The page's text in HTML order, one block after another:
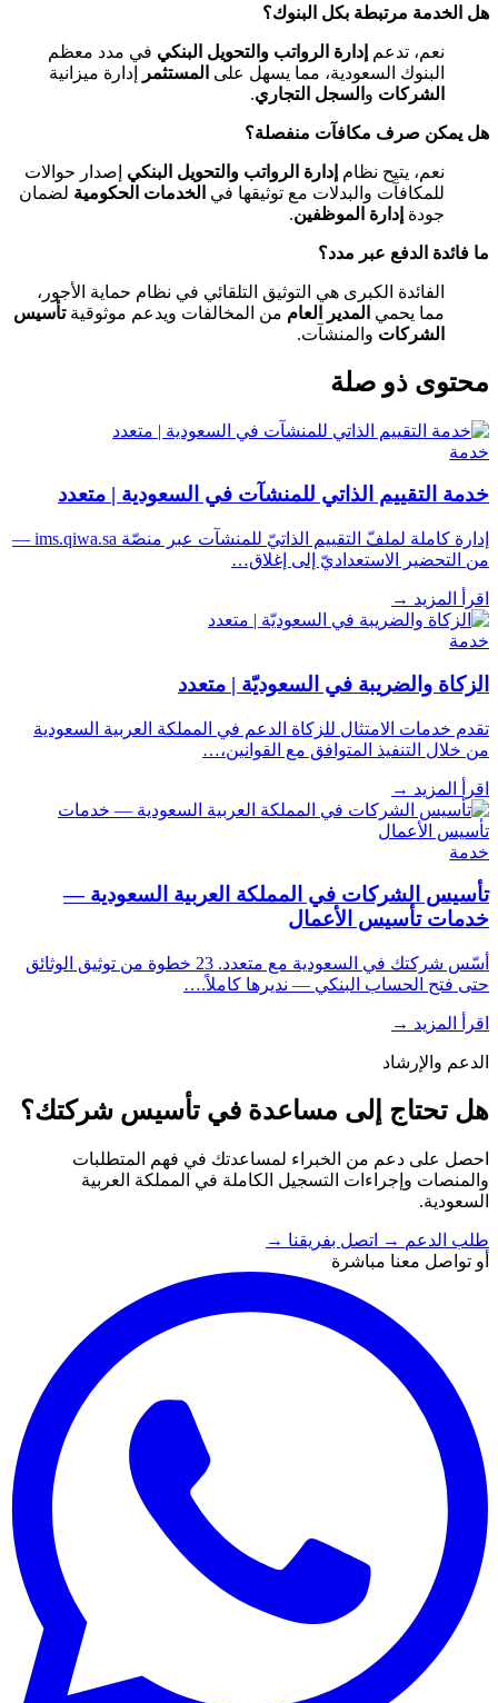
هل الخدمة مرتبطة بكل البنوك؟
نعم، تدعم إدارة الرواتب والتحويل البنكي في مدد معظم
البنوك السعودية، مما يسهل على المستثمر
إدارة ميزانية
الشركات و السجل التجاري.
هل يمكن صرف مكافآت منفصلة؟
نعم، يتيح نظام إدارة الرواتب والتحويل البنكي إصدار حوالات
للمكافآت والبدلات مع توثيقها في الخدمات الحكومية لضمان
جودة إدارة الموظفين.
ما فائدة الدفع عبر مدد؟
الفائدة الكبرى هي التوثيق التلقائي في نظام حماية الأجور،
مما يحمي المدير العام من المخالفات ويدعم موثوقيةتأسيس
الشركات والمنشآت.
محتوى ذو صلة
خدمة
خدمة التقييم الذاتي للمنشآت في السعودية | متعدد
إدارة كاملة لملفّ التقييم الذاتيّ للمنشآت عبر منصّة ims.qiwa.sa —
من التحضير الاستعداديّ إلى إغلاق…
اقرأ المزيد →
خدمة
الزكاة والضريبة في السعوديّة | متعدد
تقدم خدمات الامتثال للزكاة الدعم في المملكة العربية السعودية
من خلال التنفيذ المتوافق مع القوانين،…
اقرأ المزيد →
خدمة
تأسيس الشركات في المملكة العربية السعودية —
خدمات تأسيس الأعمال
أسّس شركتك في السعودية مع متعدد. 23 خطوة من توثيق الوثائق
حتى فتح الحساب البنكي — نديرها كاملاً.…
اقرأ المزيد →
الدعم والإرشاد
هل تحتاج إلى مساعدة في تأسيس شركتك؟
احصل على دعم من الخبراء لمساعدتك في فهم المتطلبات
والمنصات وإجراءات التسجيل الكاملة في المملكة العربية
السعودية.
طلب الدعم → اتصل بفريقنا →
أو تواصل معنا مباشرة